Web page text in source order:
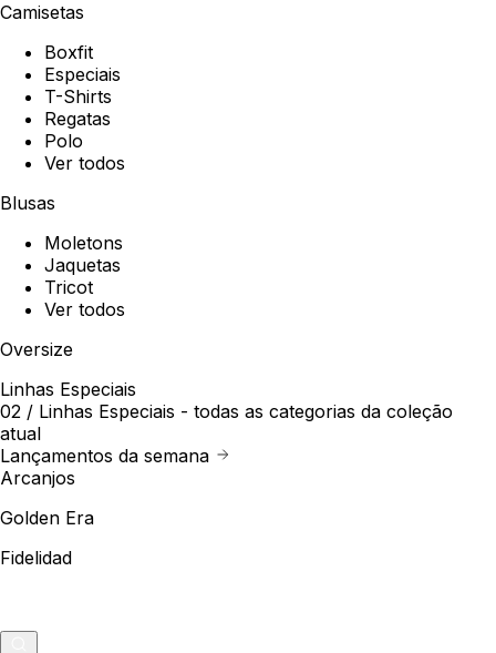
Camisetas
Boxfit
Especiais
T-Shirts
Regatas
Polo
Ver todos
Blusas
Moletons
Jaquetas
Tricot
Ver todos
Oversize
Linhas Especiais
02 / Linhas Especiais - todas as categorias da coleção
atual
Lançamentos da semana
Arcanjos
Golden Era
Fidelidad